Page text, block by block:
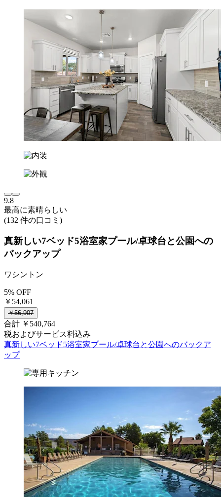
9.8
最高に素晴らしい
(132 件の口コミ)
真新しい7ベッド5浴室家プール/卓球台と公園への
バックアップ
ワシントン
5% OFF
￥54,061
￥56,907
合計 ￥540,764
税およびサービス料込み
真新しい7ベッド5浴室家プール/卓球台と公園へのバックア
ップ